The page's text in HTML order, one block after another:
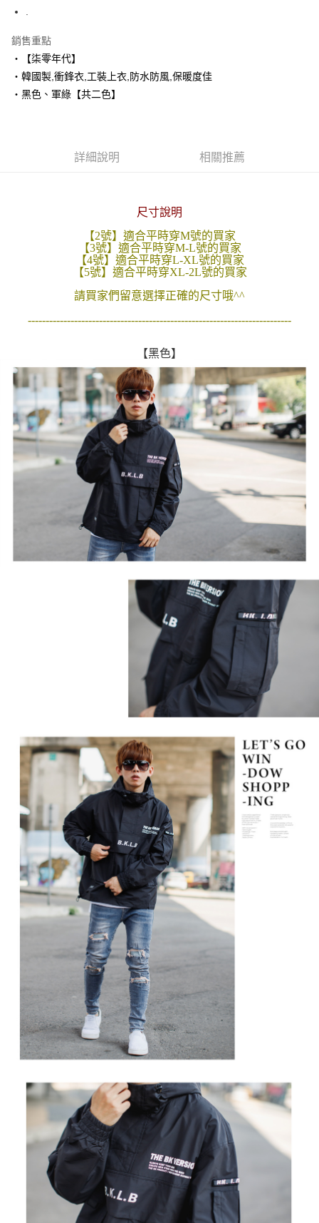
街口支付
悠遊付
Google Pay
AFTEE先享後付是「在收到商品之後才付款」的支付方式。 讓您購物簡單
３．安心：先確認商品／服務後，再付款。
【「AFTEE先享後付」結帳流程】
１．於結帳方式選擇「AFTEE先享後付」後，將跳轉至「AFTEE先享後付」
結帳頁面，進行簡訊認證並確認金額後，即可完成結帳。
２．訂單成立數日內，您將收到繳費通知簡訊。
３．收到繳費通知簡訊後14天內，點擊此簡訊中的連結，可透過四大超商／
ATM／網路銀行／等多元方式進行付款，方視為交易完成。
※ 交易是否成功請以「AFTEE先享後付 」之結帳頁面顯示為準，若有關於
是否繳費成功／繳費後需取消欲退款等相關疑問，請聯繫「AFTEE先享後付
客戶支援中心」
https://netprotections.freshdesk.com/support/home
【注意事項】
１．透過由恩沛科技股份有限公司提供之「AFTEE先享後付」服務完成之交
易，需依本服務之必要範圍內提供個人資料，並將交易相關給付款項請求債
權轉讓予恩沛科技股份有限公司。
２．關於個人資料處理事宜，請瀏覽以下網址：
https://aftee.tw/terms/#terms3
３．未成年的使用者請事先徵得法定代理人或監護人之同意方可使用
「AFTEE先享後付」，若未經同意申辦者引起之損失，本公司不負相關責
４．使用「AFTEE先享後付」時，將依據個別帳號之用戶狀況，依本公司即
時審查核予不同之上限額度；若仍有額度不足之情形，本公司將視審查結果
請求用戶進行身份認證。
５．嚴禁一人註冊多個帳號或使用他人資訊註冊。若發現惡意使用之情形，
每筆NT$80，滿NT$1,800(含以上)免運費
先付款後全家取貨
每筆NT$80，滿NT$1,800(含以上)免運費
每筆NT$80，滿NT$1,800(含以上)免運費
宅配
每筆NT$120，滿NT$3,000(含以上)免運費
銷售重點
‧【柒零年代】
‧韓國製,衝鋒衣,工裝上衣,防水防風,保暖度佳
‧黑色、軍綠【共二色】
詳細說明 相關推薦
尺寸說明
【2號】適合平時穿M號的買家
【3號】適合平時穿M-L號的買家
【4號】適合平時穿L-XL號的買家
【5號】適合平時穿XL-2L號的買家
請買家們留意選擇正確的尺寸哦^^
--------------------------------------------------------------------------
【黑色】